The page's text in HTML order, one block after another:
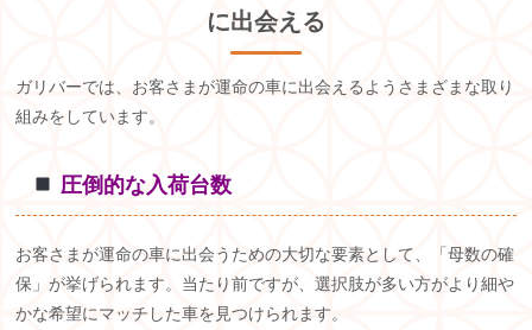
に出会える
ガリバーでは、お客さまが運命の車に出会えるようさまざまな取り
組みをしています。
圧倒的な入荷台数
お客さまが運命の車に出会うための大切な要素として、「母数の確
保」が挙げられます。当たり前ですが、選択肢が多い方がより細や
かな希望にマッチした車を見つけられます。